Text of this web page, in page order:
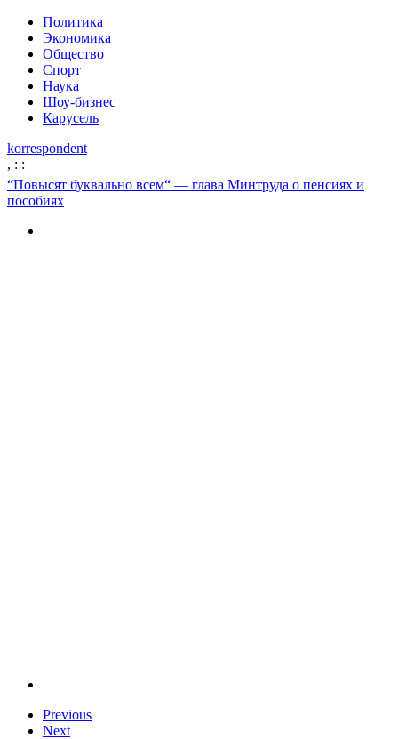
Политика
Экономика
Общество
Спорт
Наука
Шоу-бизнес
Карусель
korrespondent
, : :
“Повысят буквально всем“ — глава Минтруда о пенсиях и
пособиях
Previous
Next